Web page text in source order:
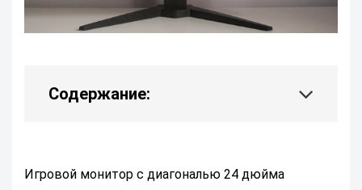
Содержание:
Игровой монитор с диагональю 24 дюйма